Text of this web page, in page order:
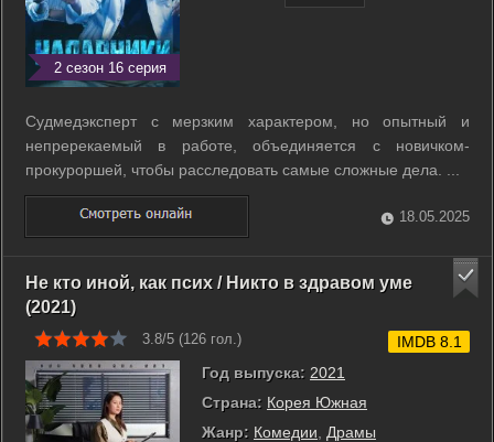
2 сезон 16 серия
Судмедэксперт с мерзким характером, но опытный и
непререкаемый в работе, объединяется с новичком-
прокуроршей, чтобы расследовать самые сложные дела. ...
18.05.2025
Не кто иной, как псих / Никто в здравом уме
(2021)
3.8/5 (126 гол.)
Год выпуска: 2021
Страна: Корея Южная
Жанр: Комедии
Драмы
IMDB 8.1